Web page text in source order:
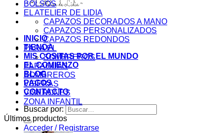
INICIO
TIENDA
MIS COSITAS POR EL MUNDO
EL COMIENZO
BLOG
PAGOS
CONTACTO
Buscar por:
Acceder / Registrarse
BOLSOS
EL ATELIER DE LIDIA
CAPAZOS DECORADOS A MANO
CAPAZOS PERSONALIZADOS
CAPAZOS REDONDOS
PARA ÉL
SOMBREROS
PARAGUAS
SOMBREROS
VISERAS
VISERONES
ZONA INFANTIL
Últimos productos